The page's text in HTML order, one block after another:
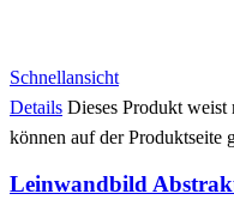
Schnellansicht
Details Dieses Produkt weist
können auf der Produktseite
Leinwandbild